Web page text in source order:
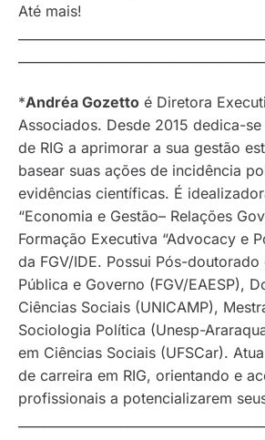
Até mais!
*Andréa Gozetto é Diretora
Associados. Desde 2015 dedica-
de RIG a aprimorar a sua gestão
basear suas ações de incidência
evidências científicas. É
“Economia e Gestão– Relações
Formação Executiva “Advocacy e
da FGV/IDE. Possui Pós-
Pública e Governo (FGV/EAESP),
Ciências Sociais (UNICAMP),
Sociologia Política (Unesp-
em Ciências Sociais (UFSCar).
de carreira em RIG, orientando e
profissionais a potencializarem